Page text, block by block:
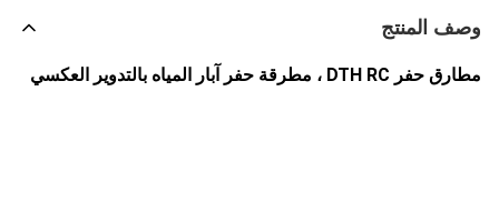
وصف المنتج
مطارق حفر DTH RC ، مطرقة حفر آبار المياه بالتدوير العكسي